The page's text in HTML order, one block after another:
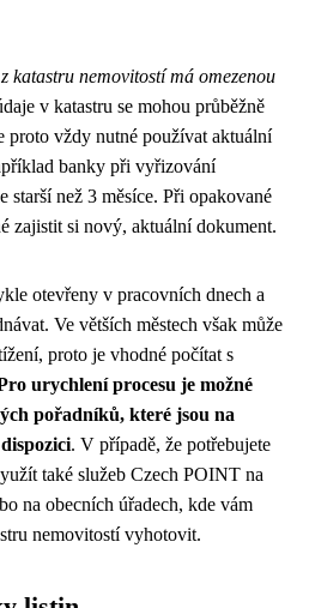
katastru nemovitostí má omezenou
v katastru se mohou průběžně
proto vždy nutné používat aktuální
banky při vyřizování
než 3 měsíce. Při opakované
zajistit si nový, aktuální dokument.
otevřeny v pracovních dnech a
Ve větších městech však může
proto je vhodné počítat s
urychlení procesu je možné
pořadníků, které jsou na
. V případě, že potřebujete
také služeb Czech POINT na
na obecních úřadech, kde vám
nemovitostí vyhotovit.